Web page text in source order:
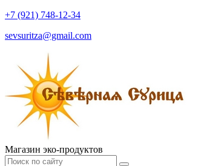
+7 (921) 748-12-34
sevsuritza@gmail.com
Магазин эко-продуктов